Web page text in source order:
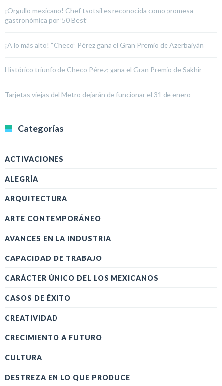
¡Orgullo mexicano! Chef tsotsil es reconocida como promesa
gastronómica por ’50 Best’
¡A lo más alto! “Checo” Pérez gana el Gran Premio de Azerbaiyán
Histórico triunfo de Checo Pérez; gana el Gran Premio de Sakhir
Tarjetas viejas del Metro dejarán de funcionar el 31 de enero
Categorías
ACTIVACIONES
ALEGRÍA
ARQUITECTURA
ARTE CONTEMPORÁNEO
AVANCES EN LA INDUSTRIA
CAPACIDAD DE TRABAJO
CARÁCTER ÚNICO DEL LOS MEXICANOS
CASOS DE ÉXITO
CREATIVIDAD
CRECIMIENTO A FUTURO
CULTURA
DESTREZA EN LO QUE PRODUCE